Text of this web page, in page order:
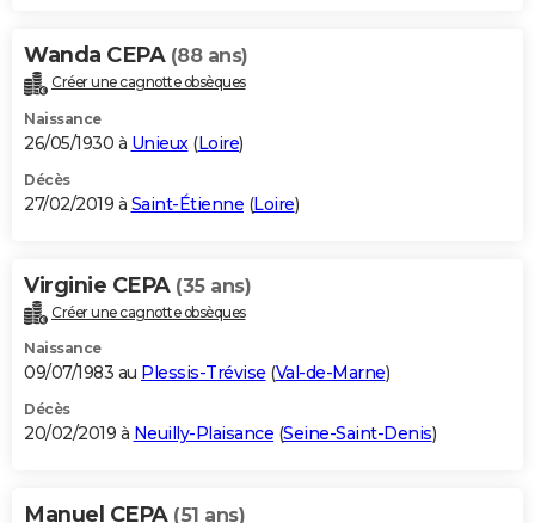
Wanda CEPA (88 ans)
Créer une cagnotte obsèques
Naissance
26/05/1930 à Unieux (Loire)
Décès
27/02/2019 à Saint-Étienne (Loire)
Virginie CEPA (35 ans)
Créer une cagnotte obsèques
Naissance
09/07/1983 au Plessis-Trévise (Val-de-Marne)
Décès
20/02/2019 à Neuilly-Plaisance (Seine-Saint-Denis)
Manuel CEPA (51 ans)